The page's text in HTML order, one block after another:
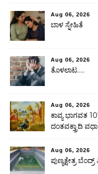
Aug 06, 2026
ಬಾಳ ಸ್ನೇಹಿತೆ
Aug 06, 2026
ತೊಳಲಾಟ…..
Aug 06, 2026
ಕಾವ್ಯ ಭಾಗವತ
ದಂತವಕ್ತ್ರಾದಿ ವಧಾ
Aug 06, 2026
ಪುಣ್ಯಕ್ಷೇತ್ರ